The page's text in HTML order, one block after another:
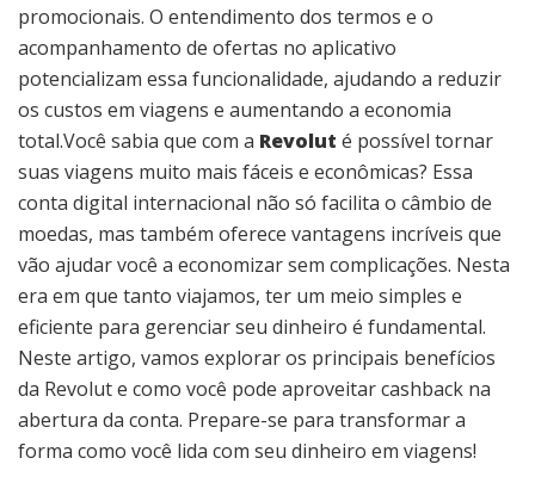
promocionais. O entendimento dos termos e o
acompanhamento de ofertas no aplicativo
potencializam essa funcionalidade, ajudando a reduzir
os custos em viagens e aumentando a economia
total.Você sabia que com a Revolut é possível tornar
suas viagens muito mais fáceis e econômicas? Essa
conta digital internacional não só facilita o câmbio de
moedas, mas também oferece vantagens incríveis que
vão ajudar você a economizar sem complicações. Nesta
era em que tanto viajamos, ter um meio simples e
eficiente para gerenciar seu dinheiro é fundamental.
Neste artigo, vamos explorar os principais benefícios
da Revolut e como você pode aproveitar cashback na
abertura da conta. Prepare-se para transformar a
forma como você lida com seu dinheiro em viagens!